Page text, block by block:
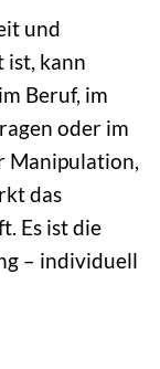
und
ist, kann
Beruf, im
oder im
Manipulation,
das
Es ist die
– individuell